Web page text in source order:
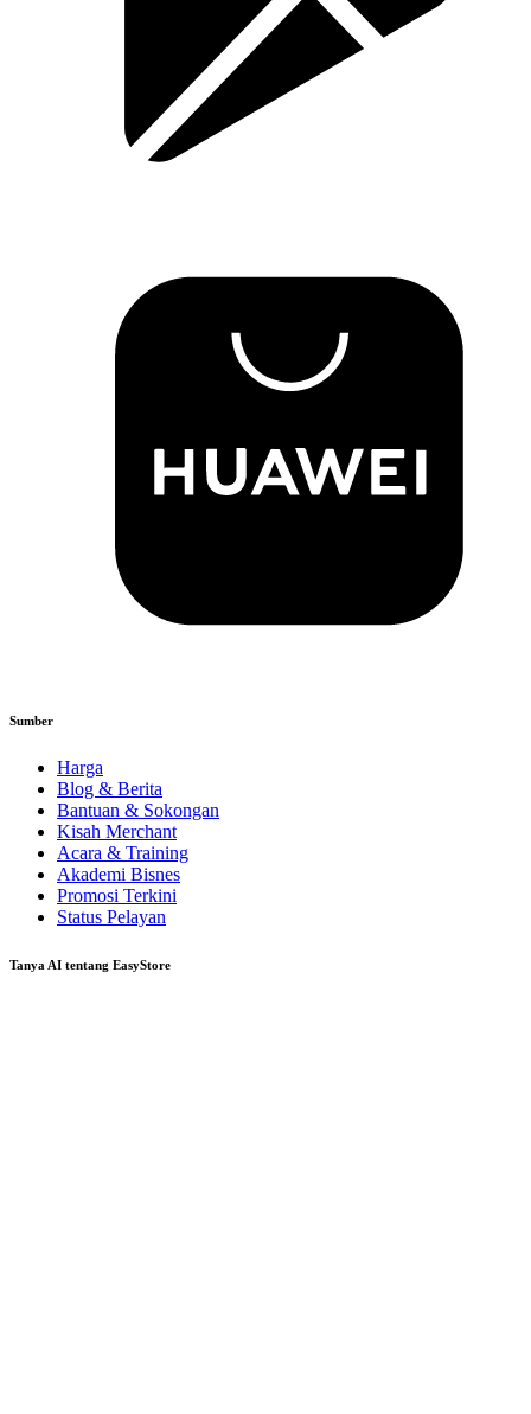
Sumber
Harga
Blog & Berita
Bantuan & Sokongan
Kisah Merchant
Acara & Training
Akademi Bisnes
Promosi Terkini
Status Pelayan
Tanya AI tentang EasyStore